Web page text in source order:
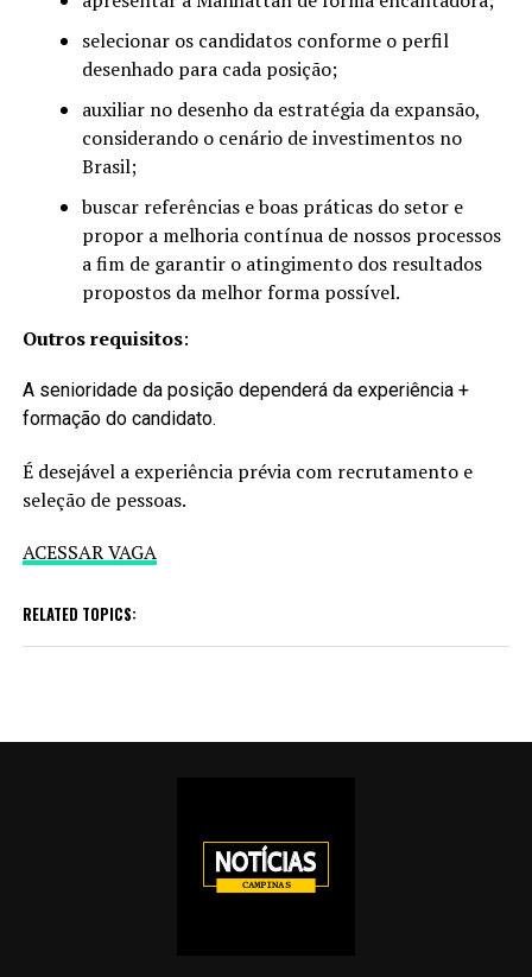
selecionar os candidatos conforme o perfil
desenhado para cada posição;
auxiliar no desenho da estratégia da expansão,
considerando o cenário de investimentos no
Brasil;
buscar referências e boas práticas do setor e
propor a melhoria contínua de nossos processos
a fim de garantir o atingimento dos resultados
propostos da melhor forma possível.
Outros requisitos:
A senioridade da posição dependerá da experiência +
formação do candidato.
É desejável a experiência prévia com recrutamento e
seleção de pessoas.
ACESSAR VAGA
RELATED TOPICS: